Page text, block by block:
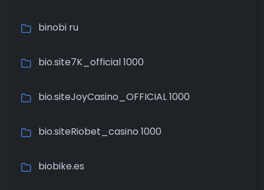
binobi ru
bio.site7K_official 1000
bio.siteJoyCasino_OFFICIAL 1000
bio.siteRiobet_casino 1000
biobike.es